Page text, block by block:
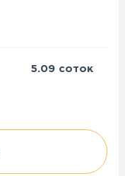
5.09 соток